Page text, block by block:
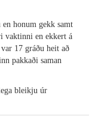
honum gekk samt
vaktinni en ekkert á
17 gráðu heit að
pakkaði saman
bleikju úr